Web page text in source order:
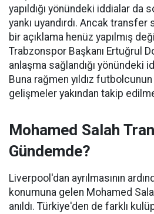
yapıldığı yönündeki iddialar da
yankı uyandırdı. Ancak
bir açıklama henüz yapılmış
Trabzonspor Başkanı Ertuğrul
anlaşma sağlandığı yönündeki
Buna rağmen yıldız
gelişmeler yakından takip
Mohamed Salah
Gündemde?
Liverpool'dan ayrılmasının
konumuna gelen Mohamed
anıldı. Türkiye'den de farklı